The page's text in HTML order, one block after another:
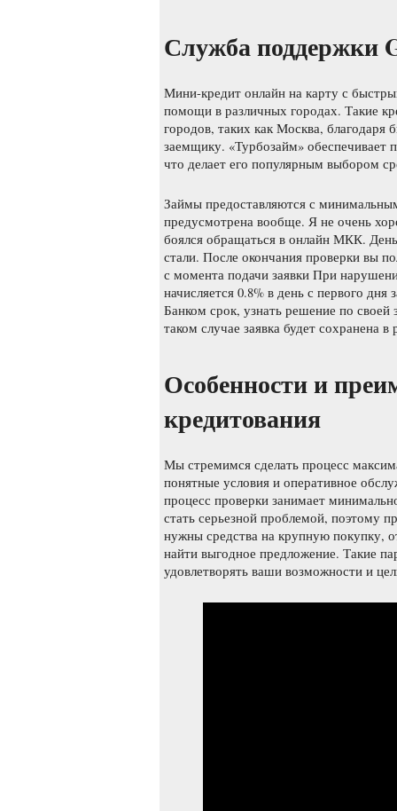
Служба поддержки
Мини-кредит онлайн на карту с
помощи в различных городах. Такие
городов, таких как Москва,
заемщику. «Турбозайм» обеспечивает
что делает его популярным выбором
Займы предоставляются с
предусмотрена вообще. Я не очень
боялся обращаться в онлайн МКК.
стали. После окончания проверки вы
с момента подачи заявки При
начисляется 0.8% в день с первого
Банком срок, узнать решение по
таком случае заявка будет сохранена
Особенности и
кредитования
Мы стремимся сделать процесс
понятные условия и оперативное
процесс проверки занимает
стать серьезной проблемой, поэтому
нужны средства на крупную покупку,
найти выгодное предложение. Такие
удовлетворять ваши возможности и